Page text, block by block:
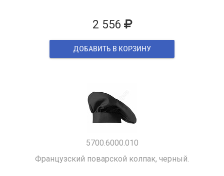
2 556
ДОБАВИТЬ В КОРЗИНУ
5700.6000.010
Французский поварской колпак, черный.